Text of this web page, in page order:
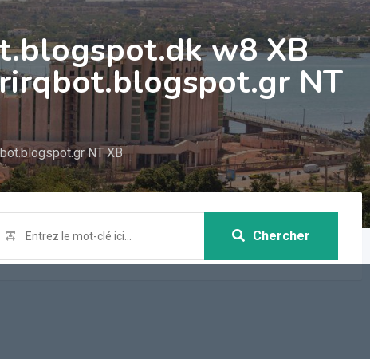
w8 XB
NT
NT XB
Chercher